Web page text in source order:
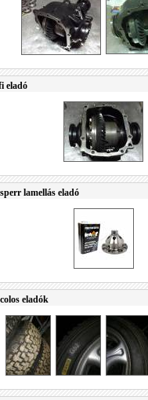
eladó
lamellás eladó
eladók